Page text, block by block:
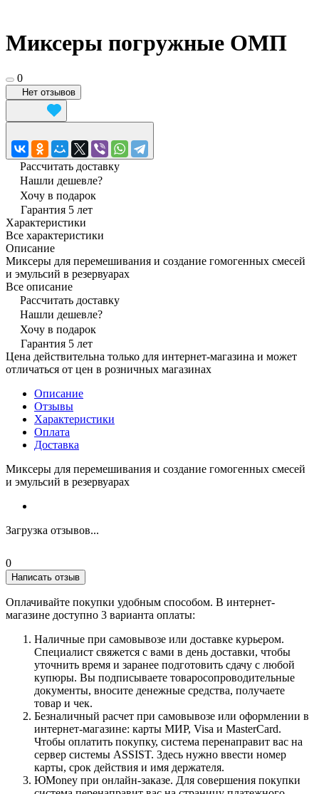
Миксеры погружные ОМП
0
Нет отзывов
Рассчитать доставку
Нашли дешевле?
Хочу в подарок
Гарантия 5 лет
Характеристики
Все характеристики
Описание
Миксеры для перемешивания и создание гомогенных смесей
и эмульсий в резервуарах
Все описание
Рассчитать доставку
Нашли дешевле?
Хочу в подарок
Гарантия 5 лет
Цена действительна только для интернет-магазина и может
отличаться от цен в розничных магазинах
Описание
Отзывы
Характеристики
Оплата
Доставка
Миксеры для перемешивания и создание гомогенных смесей
и эмульсий в резервуарах
Загрузка отзывов...
0
Написать отзыв
Оплачивайте покупки удобным способом. В интернет-
магазине доступно 3 варианта оплаты:
Наличные при самовывозе или доставке курьером.
Специалист свяжется с вами в день доставки, чтобы
уточнить время и заранее подготовить сдачу с любой
купюры. Вы подписываете товаросопроводительные
документы, вносите денежные средства, получаете
товар и чек.
Безналичный расчет при самовывозе или оформлении в
интернет-магазине: карты МИР, Visa и MasterCard.
Чтобы оплатить покупку, система перенаправит вас на
сервер системы ASSIST. Здесь нужно ввести номер
карты, срок действия и имя держателя.
ЮMoney при онлайн-заказе. Для совершения покупки